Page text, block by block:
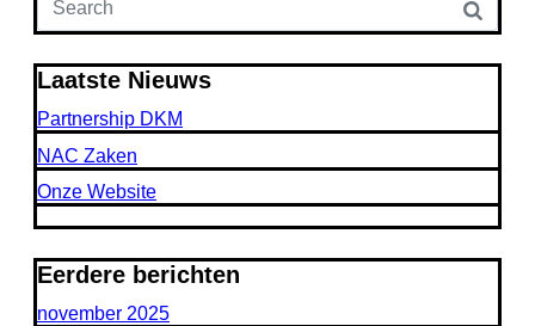
Laatste Nieuws
Partnership DKM
NAC Zaken
Onze Website
Eerdere berichten
november 2025